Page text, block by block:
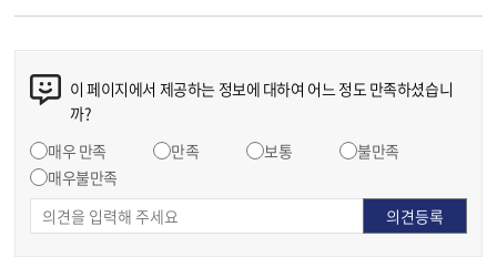
이 페이지에서 제공하는 정보에 대하여 어느 정도 만족하셨습니
까?
매우 만족
만족 보통
불만족
매우불만족